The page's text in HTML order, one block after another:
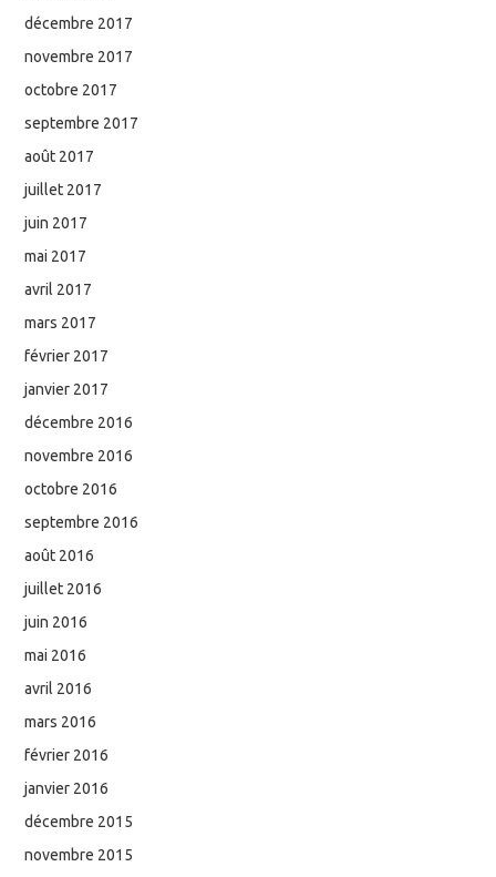
décembre 2017
novembre 2017
octobre 2017
septembre 2017
août 2017
juillet 2017
juin 2017
mai 2017
avril 2017
mars 2017
février 2017
janvier 2017
décembre 2016
novembre 2016
octobre 2016
septembre 2016
août 2016
juillet 2016
juin 2016
mai 2016
avril 2016
mars 2016
février 2016
janvier 2016
décembre 2015
novembre 2015